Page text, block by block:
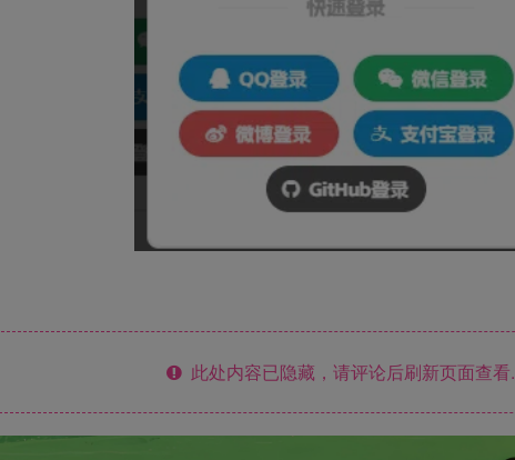
此处内容已隐藏，请评论后刷新页面查看.